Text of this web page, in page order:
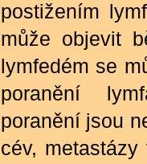
postižením
může objevit
lymfedém se
poranění
poranění jsou
cév,